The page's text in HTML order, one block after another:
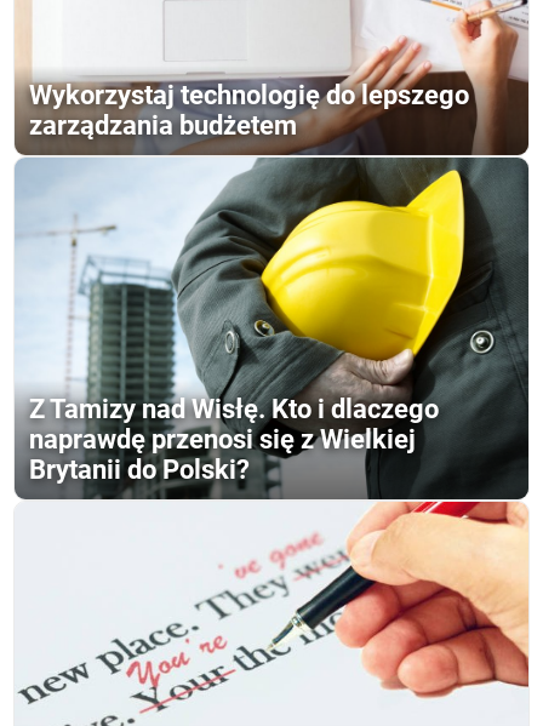
Wykorzystaj technologię do lepszego
zarządzania budżetem
Z Tamizy nad Wisłę. Kto i dlaczego
naprawdę przenosi się z Wielkiej
Brytanii do Polski?